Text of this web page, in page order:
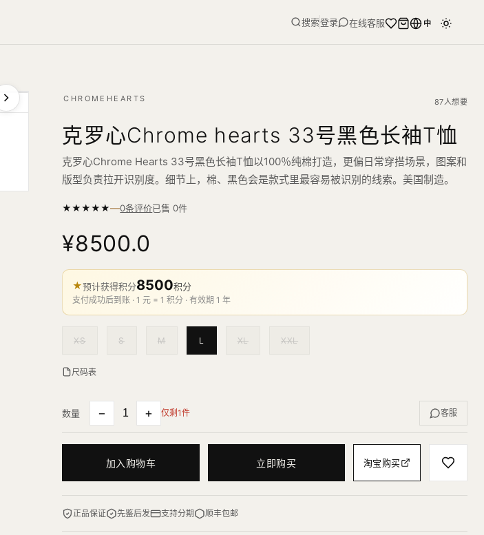
搜索登录 在线客服 中
CHROMEHEARTS 87人想要
克罗心Chrome hearts 33号黑色长袖T恤
克罗心Chrome Hearts 33号黑色长袖T恤以100％纯棉打造，更偏日常穿搭场景，图案和
版型负责拉开识别度。细节上，棉、黑色会是款式里最容易被识别的线索。美国制造。
★★★★★—0条评价已售0件
¥8500.0
★预计获得积分8500积分
支付成功后到账 · 1 元 = 1 积分 · 有效期 1 年
XS S M L XL XXL
尺码表
数量 − + 仅剩1件 客服
加入购物车 立即购买 淘宝购买
正品保证 先鉴后发 支持分期 顺丰包邮